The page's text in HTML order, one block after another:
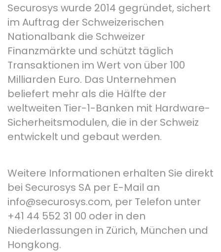
Securosys wurde 2014 gegründet, sichert
im Auftrag der Schweizerischen
Nationalbank die Schweizer
Finanzmärkte und schützt täglich
Transaktionen im Wert von über 100
Milliarden Euro. Das Unternehmen
beliefert mehr als die Hälfte der
weltweiten Tier-1-Banken mit Hardware-
Sicherheitsmodulen, die in der Schweiz
entwickelt und gebaut werden.
Weitere Informationen erhalten Sie direkt
bei Securosys SA per E-Mail an
info@securosys.com, per Telefon unter
+41 44 552 31 00 oder in den
Niederlassungen in Zürich, München und
Hongkong.